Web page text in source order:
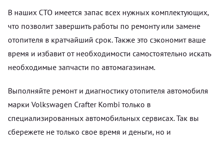
В наших СТО имеется запас всех нужных комплектующих,
что позволит завершить работы по ремонту или замене
отопителя в кратчайший срок. Также это сэкономит ваше
время и избавит от необходимости самостоятельно искать
необходимые запчасти по автомагазинам.
Выполняйте ремонт и диагностику отопителя автомобиля
марки Volkswagen Crafter Kombi только в
специализированных автомобильных сервисах. Так вы
сбережете не только свое время и деньги, но и